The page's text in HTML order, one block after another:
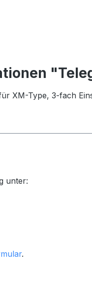
XM-Type, 3-fach
unter:
.